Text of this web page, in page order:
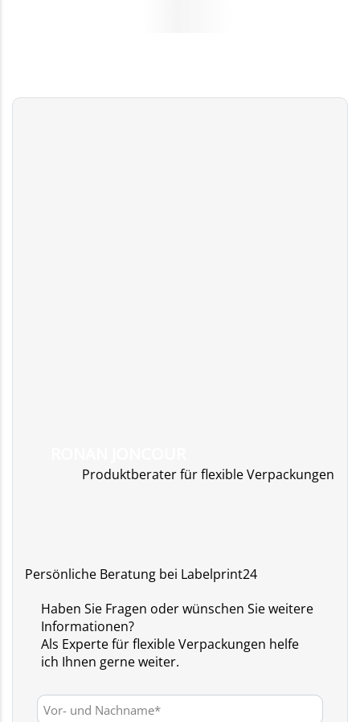
Produktberater für flexible Verpackungen
Persönliche Beratung bei Labelprint24
Haben Sie Fragen oder wünschen Sie weitere
Informationen?
Als Experte für flexible Verpackungen helfe
ich Ihnen gerne weiter.